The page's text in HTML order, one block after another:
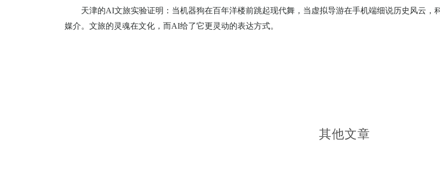
天津的AI文旅实验证明：当机器狗在百年洋楼前跳起现代舞，当虚拟导游在手机端细说历史风云
媒介。文旅的灵魂在文化，而AI给了它更灵动的表达方式。
其他文章